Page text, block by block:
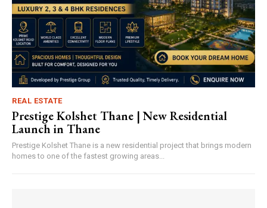
REAL ESTATE
Prestige Kolshet Thane | New Residential
Launch in Thane
Prestige Kolshet Thane is a new residential project that brings modern
homes to one of the fastest growing areas...